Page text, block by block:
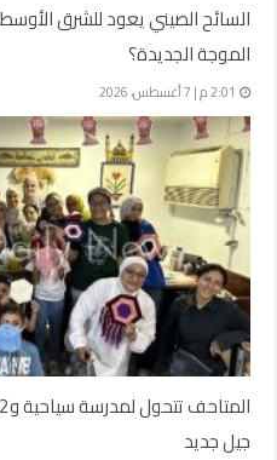
السائح الصيني يعود للشرق
الموجة الجديدة؟
2:01 م | 7 أغسطس، 2026
جيل جديد